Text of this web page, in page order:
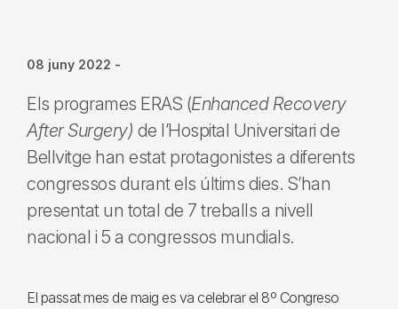
08 juny 2022 -
Els programes ERAS (Enhanced Recovery
After Surgery) de l’Hospital Universitari de
Bellvitge han estat protagonistes a diferents
congressos durant els últims dies. S’han
presentat un total de 7 treballs a nivell
nacional i 5 a congressos mundials.
El passat mes de maig es va celebrar el 8º Congreso